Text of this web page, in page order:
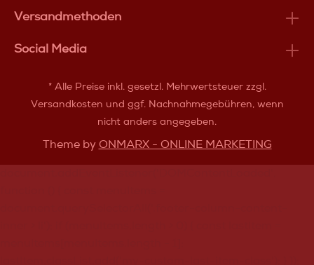
Versandmethoden
Social Media
* Alle Preise inkl. gesetzl. Mehrwertsteuer zzgl.
Versandkosten und ggf. Nachnahmegebühren, wenn
nicht anders angegeben.
Theme by ONMARX - ONLINE MARKETING